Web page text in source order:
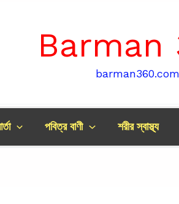
Barman
barman360.com
পবিত্র বাণী শরীর স্বাস্থ্য